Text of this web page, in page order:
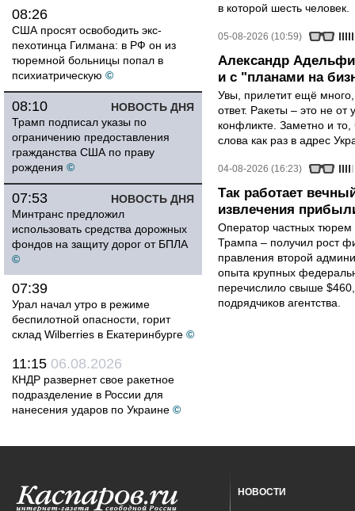
08:26
США просят освободить экс-
пехотинца Гилмана: в РФ он из
тюремной больницы попал в
психиатрическую ©
НОВОСТЬ ДНЯ
08:10
Трамп подписал указы по
ограничению предоставления
гражданства США по праву
рождения ©
НОВОСТЬ ДНЯ
07:53
Минтранс предложил
использовать средства дорожных
фондов на защиту дорог от БПЛА
©
07:39
Урал начал утро в режиме
беспилотной опасности, горит
склад Wilberries в Екатеринбурге ©
11:15 06.08.2026
КНДР развернет свое ракетное
подразделение в России для
нанесения ударов по Украине ©
в которой шесть человек.
05-08-2026 (10:59)
Александр
и с "планами на
Увы, прилетит ещё
ответ. Ракеты – это не от
конфликте. Заметно и
слова как раз в адрес
04-08-2026 (16:23)
Так работает
извлечения
Оператор частных тюрем
Трампа – получил рост
правления второй
опыта крупных
перечислило свыше
подрядчиков агентства.
НОВОСТИ